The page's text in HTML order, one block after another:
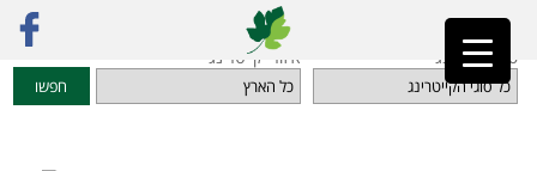
ראשי»מדריך קייטרינג קייטרינג לאירועים»דורית ודן Dfood
סוגי קייטרינג איזורי קייטרינג
חפשו